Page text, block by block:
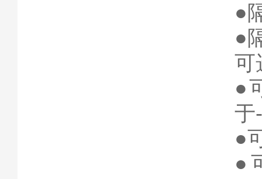
●
●
可
●
●
●